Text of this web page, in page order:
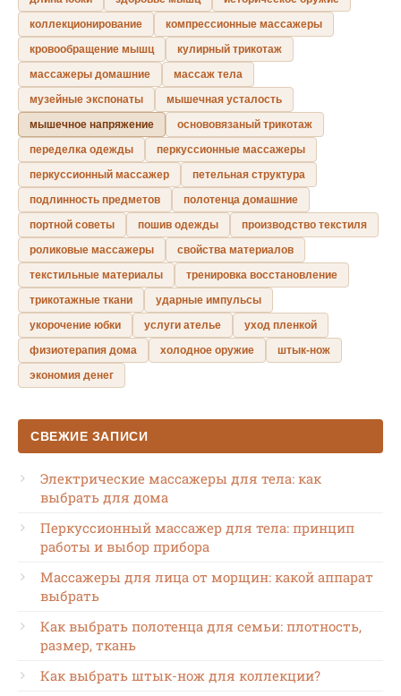
коллекционирование
компрессионные массажеры
кровообращение мышц
кулирный трикотаж
массажеры домашние
массаж тела
музейные экспонаты
мышечная усталость
мышечное напряжение
основовязаный трикотаж
переделка одежды
перкуссионные массажеры
перкуссионный массажер
петельная структура
подлинность предметов
полотенца домашние
портной советы
пошив одежды
производство текстиля
роликовые массажеры
свойства материалов
текстильные материалы
тренировка восстановление
трикотажные ткани
ударные импульсы
укорочение юбки
услуги ателье
уход пленкой
физиотерапия дома
холодное оружие
штык-нож
экономия денег
СВЕЖИЕ ЗАПИСИ
Электрические массажеры для тела: как
выбрать для дома
Перкуссионный массажер для тела: принцип
работы и выбор прибора
Массажеры для лица от морщин: какой аппарат
выбрать
Как выбрать полотенца для семьи: плотность,
размер, ткань
Как выбрать штык-нож для коллекции?